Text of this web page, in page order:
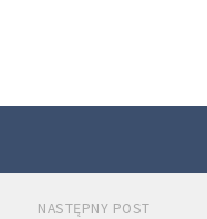
NASTĘPNY POST